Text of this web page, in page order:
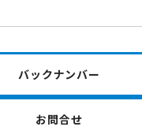
バックナンバー
お問合せ